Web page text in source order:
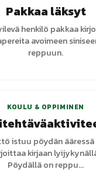
Pakkaa läksyt
henkilö pakkaa
avoimeen
reppuun.
KOULU & OPPIMINEN
istuu pöydän
kirjaan
Pöydällä on reppu...